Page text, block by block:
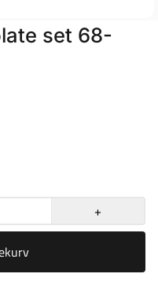
set 68-
+